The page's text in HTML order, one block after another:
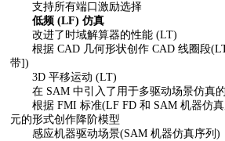
支持所有端口激励选择
低频 (LF) 仿真
改进了时域解算器的性能 (LT)
根据 CAD 几何形状创作 CAD 线圈段
带])
3D 平移运动 (LT)
在 SAM 中引入了用于多驱动场景仿真的
根据 FMI 标准(LF FD 和 SAM 机器仿真
元的形式创作降阶模型
感应机器驱动场景(SAM 机器仿真序列)